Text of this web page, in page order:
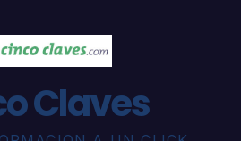
Claves